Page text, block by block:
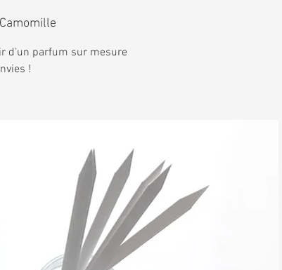
d'un parfum sur mesure
!